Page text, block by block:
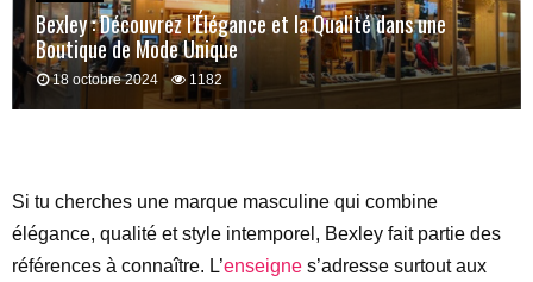
Bexley : Découvrez l’Élégance et la Qualité dans une
Boutique de Mode Unique
18 octobre 2024 1182
Si tu cherches une marque masculine qui combine
élégance, qualité et style intemporel, Bexley fait partie des
références à connaître. L’enseigne s’adresse surtout aux